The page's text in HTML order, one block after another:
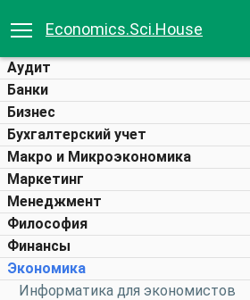
Economics.Sci.House
Аудит
Банки
Бизнес
Бухгалтерский учет
Макро и Микроэкономика
Маркетинг
Менеджмент
Философия
Финансы
Экономика
Информатика для экономистов